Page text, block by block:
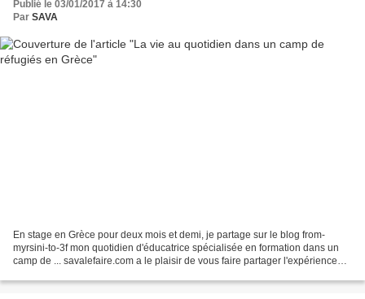
Publié le 03/01/2017 à 14:30
Par SAVA
En stage en Grèce pour deux mois et demi, je partage sur le blog from-
myrsini-to-3f mon quotidien d'éducatrice spécialisée en formation dans un
camp de ... savalefaire.com a le plaisir de vous faire partager l'expérience